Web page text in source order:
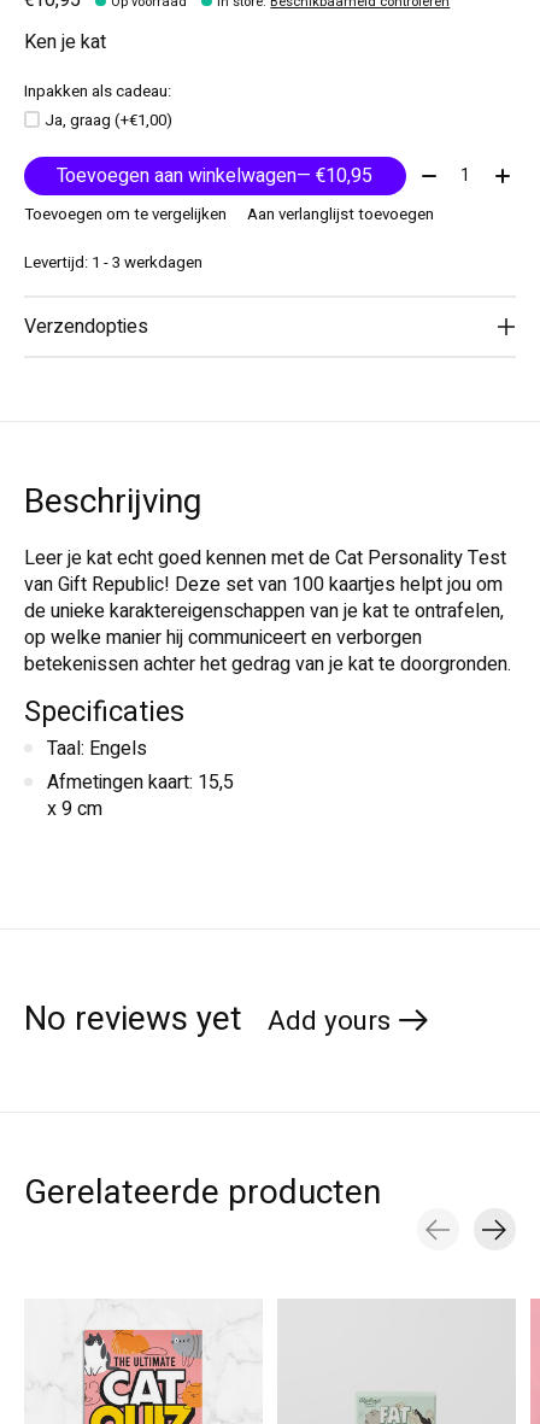
Ken je kat
Inpakken als cadeau:
Ja, graag (+€1,00)
Toevoegen aan winkelwagen — €10,95 Aantal:
Toevoegen om te vergelijken
Aan verlanglijst toevoegen
Levertijd: 1 - 3 werkdagen
Verzendopties
Beschrijving
Leer je kat echt goed kennen met de Cat Personality Test
van Gift Republic! Deze set van 100 kaartjes helpt jou om
de unieke karaktereigenschappen van je kat te ontrafelen,
op welke manier hij communiceert en verborgen
betekenissen achter het gedrag van je kat te doorgronden.
Specificaties
Taal: Engels
Afmetingen kaart: 15,5
x 9 cm
No reviews yet Add yours
Gerelateerde producten